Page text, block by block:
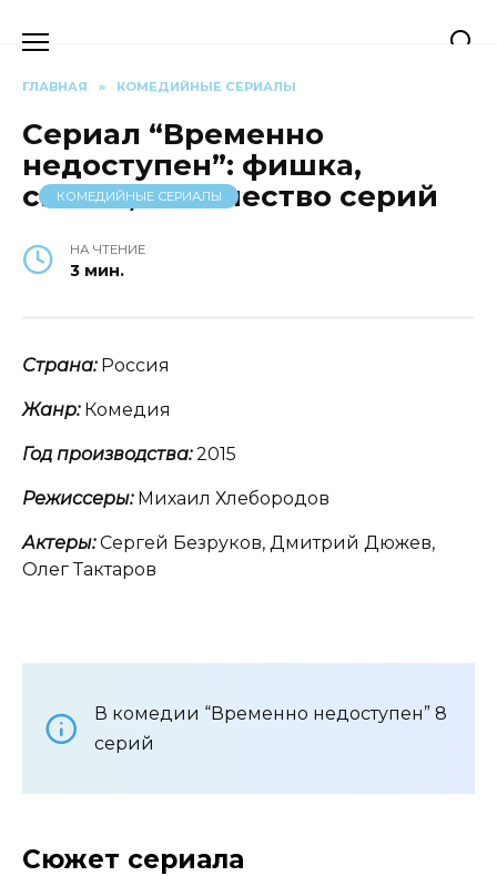
ГЛАВНАЯ » КОМЕДИЙНЫЕ СЕРИАЛЫ
Сериал “Временно
недоступен”: фишка,
сюжет, количество серий
КОМЕДИЙНЫЕ СЕРИАЛЫ
НА ЧТЕНИЕ
3 мин.
Страна:Россия
Жанр:Комедия
Год производства:2015
Режиссеры:Михаил Хлебородов
Актеры:Сергей Безруков, Дмитрий Дюжев,
Олег Тактаров
В комедии “Временно недоступен” 8
серий
Сюжет сериала